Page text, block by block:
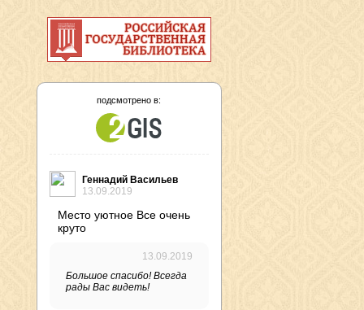
подсмотрено в:
Геннадий Васильев
13.09.2019
Место уютное Все очень
круто
13.09.2019
Большое спасибо! Всегда
рады Вас видеть!